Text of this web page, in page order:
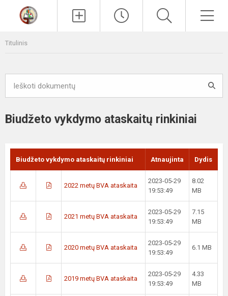
Titulinis
Biudžeto vykdymo ataskaitų rinkiniai
Biudžeto vykdymo ataskaitų rinkiniai Atnaujinta Dydis
2022 metų BVA ataskaita
2023-05-29
19:53:49
8.02
MB
2021 metų BVA ataskaita
2023-05-29
19:53:49
7.15
MB
2020 metų BVA ataskaita
2023-05-29
19:53:49
6.1 MB
2019 metų BVA ataskaita
2023-05-29
19:53:49
4.33
MB